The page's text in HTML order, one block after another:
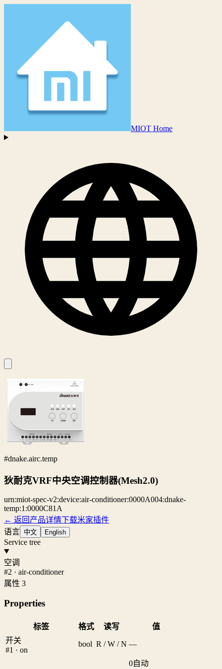
MIOT Home
#dnake.airc.temp
狄耐克VRF中央空调控制器(Mesh2.0)
urn:miot-spec-v2:device:air-conditioner:0000A004:dnake-
temp:1:0000C81A
← 返回产品详情下载米家插件
语言 中文 English
Service tree
空调
#2 · air-conditioner
属性 3
Properties
标签 格式 读写
值
开关
#1 · on
bool R / W / N —
0自动